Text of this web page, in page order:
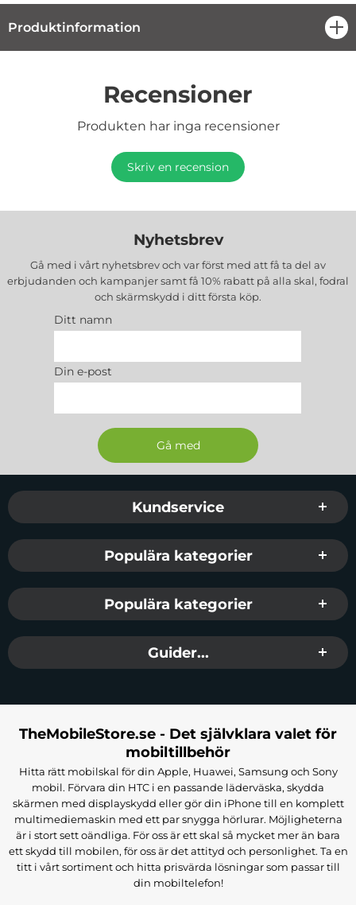
Produktinformation
Recensioner
Produkten har inga recensioner
Skriv en recension
Nyhetsbrev
Gå med i vårt nyhetsbrev och var först med att få ta del av
erbjudanden och kampanjer samt få 10% rabatt på alla skal, fodral
och skärmskydd i ditt första köp.
Ditt namn
Din e-post
Sidfot Blandad info och länkar
Kundservice
Populära kategorier
Populära kategorier
Guider...
TheMobileStore.se - Det självklara valet för
mobiltillbehör
Hitta rätt mobilskal för din Apple, Huawei, Samsung och Sony
mobil. Förvara din HTC i en passande läderväska, skydda
skärmen med displayskydd eller gör din iPhone till en komplett
multimediemaskin med ett par snygga hörlurar. Möjligheterna
är i stort sett oändliga. För oss är ett skal så mycket mer än bara
ett skydd till mobilen, för oss är det attityd och personlighet. Ta en
titt i vårt sortiment och hitta prisvärda lösningar som passar till
din mobiltelefon!